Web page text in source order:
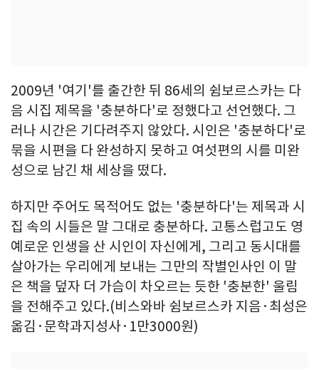
2009년 '여기'를 출간한 뒤 86세의 쉼보르스카는 다
음 시집 제목을 '충분하다'로 정했다고 선언했다. 그
러나 시간은 기다려주지 않았다. 시인은 '충분하다'로
묶을 시편을 다 완성하지 못하고 여섯편의 시를 미완
성으로 남긴 채 세상을 떴다.
하지만 주어도 목적어도 없는 '충분하다'는 제목과 시
집 속의 시들은 말 그대로 충분하다. 고통스럽고도 영
예로운 인생을 산 시인이 자신에게, 그리고 동시대를
살아가는 우리에게 보내는 그만의 작별인사인 이 말
은 책을 덮자 더 가슴이 차오르는 듯한 '충분한' 울림
을 전해주고 있다.(비스와바 쉼보르스카 지음·최성은
옮김·문학과지성사·1만3000원)